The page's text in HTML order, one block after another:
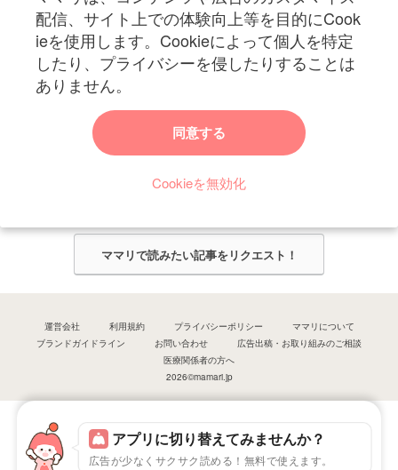
アプリに切り替えてみませんか？
広告が少なくサクサク読める！無料で使えます。
配信、サイト上での体験向上等を目的にCook
ieを使用します。Cookieによって個人を特定
したり、プライバシーを侵したりすることは
ありません。
同意する
Cookieを無効化
妊娠〜子育て中のお役立ち情報を配信中
ママリからのお知らせ
今ママリで読みたい記事は何ですか？
ママリ編集部がみなさんのご意見をもとに記事を作成させていただきま
ママリで読みたい記事をリクエスト！
運営会社 利用規約 プライバシーポリシー
ママリについて
ブランドガイドライン
お問い合わせ
広告出稿・お取り組みのご相談
医療関係者の方へ
2026©mamari.jp